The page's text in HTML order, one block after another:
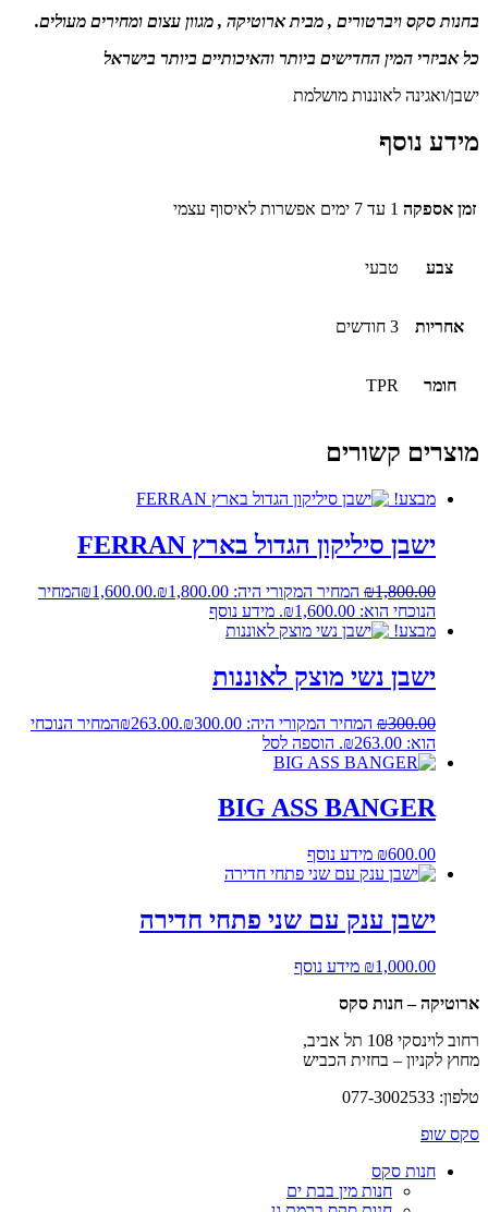
בחנות סקס ויברטורים , מבית ארוטיקה , מגוון עצום ומחירים מעולים.
כל אביזרי המין החדישים ביותר והאיכותיים ביותר בישראל
ישבן/ואגינה לאוננות מושלמת
מידע נוסף
זמן אספקה 1 עד 7 ימים אפשרות לאיסוף עצמי
צבע טבעי
אחריות 3 חודשים
חומר TPR
מוצרים קשורים
מבצע!
ישבן סיליקון הגדול בארץ FERRAN
₪1,800.00 המחיר המקורי היה: ₪1,800.00. ₪1,600.00
המחיר
הנוכחי הוא: ₪1,600.00.
מידע נוסף
מבצע!
ישבן נשי מוצק לאוננות
₪300.00 המחיר המקורי היה: ₪300.00. ₪263.00
המחיר הנוכחי
הוא: ₪263.00.
הוספה לסל
BIG ASS BANGER
₪600.00 מידע נוסף
ישבן ענק עם שני פתחי חדירה
₪1,000.00
מידע נוסף
ארוטיקה – חנות סקס
רחוב לוינסקי 108 תל אביב,
מחוץ לקניון – בחזית הכביש
טלפון: 077-3002533
סקס שופ
חנות סקס
חנות מין בבת ים